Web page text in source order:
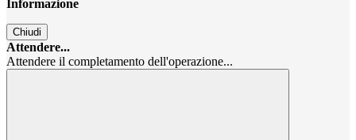
Informazione
Chiudi
Attendere...
Attendere il completamento dell'operazione...